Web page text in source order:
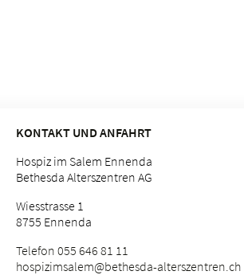
KONTAKT UND ANFAHRT
Hospiz im Salem Ennenda
Bethesda Alterszentren AG
Wiesstrasse 1
8755 Ennenda
Telefon 055 646 81 11
hospizimsalem@bethesda-alterszentren. ch